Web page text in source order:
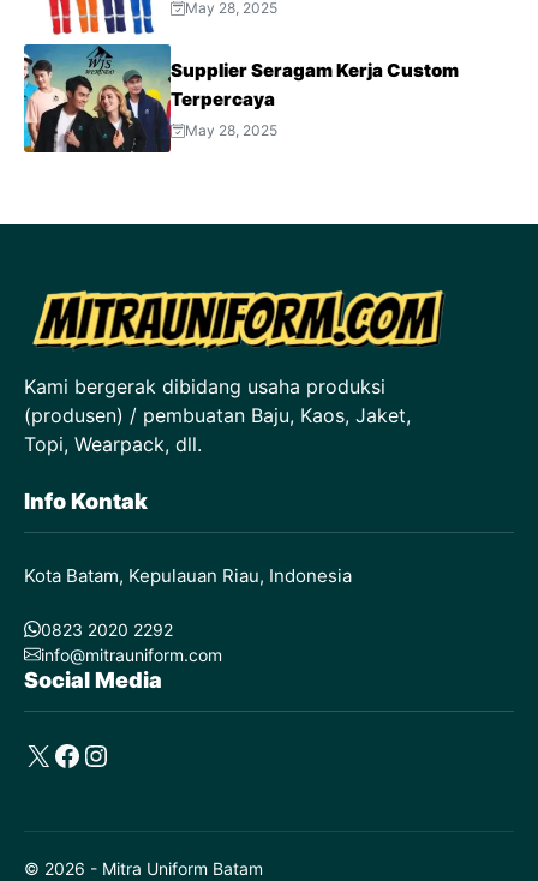
May 28, 2025
Supplier Seragam Kerja Custom
Terpercaya
May 28, 2025
Kami bergerak dibidang usaha produksi
(produsen) / pembuatan Baju, Kaos, Jaket,
Topi, Wearpack, dll.
Info Kontak
Kota Batam, Kepulauan Riau, Indonesia
0823 2020 2292
info@mitrauniform.com
Social Media
X Facebook
Instagram
© 2026 - Mitra Uniform Batam